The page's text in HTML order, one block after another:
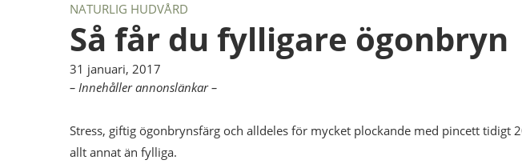
NATURLIG HUDVÅRD
Så får du fylligare ögonbryn
31 januari, 2017
– Innehåller annonslänkar –
Stress, giftig ögonbrynsfärg och alldeles för mycket plockande med pincett tidigt
allt annat än fylliga.